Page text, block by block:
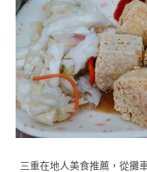
三重在地人美食推薦，從攤